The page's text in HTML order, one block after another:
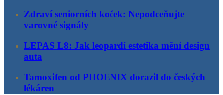
Zdraví seniorních koček: Nepodceňujte
varovné signály
LEPAS L8: Jak leopardí estetika mění design
auta
Tamoxifen od PHOENIX dorazil do českých
lékáren